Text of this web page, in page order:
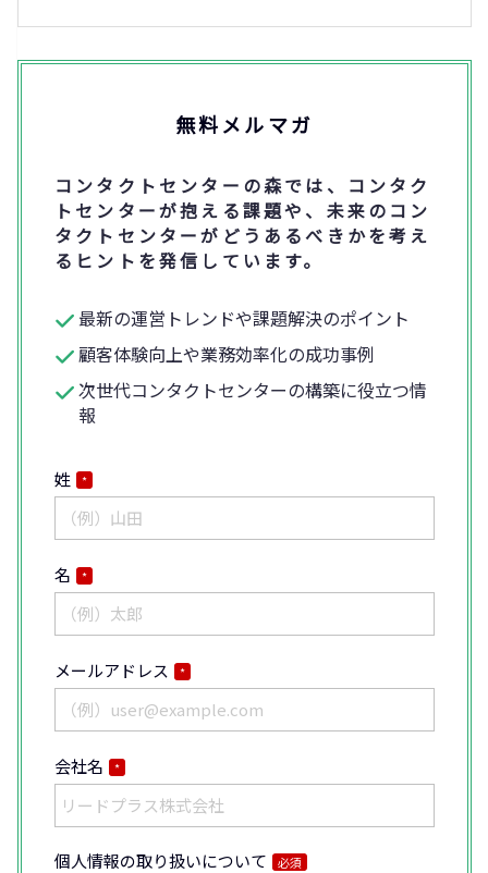
無料メルマガ
コンタクトセンターの森では、コンタク
トセンターが抱える課題や、未来のコン
タクトセンターがどうあるべきかを考え
るヒントを発信しています。
最新の運営トレンドや課題解決のポイント
顧客体験向上や業務効率化の成功事例
次世代コンタクトセンターの構築に役立つ情
報
姓 *
名 *
メールアドレス *
会社名 *
個人情報の取り扱いについて 必須